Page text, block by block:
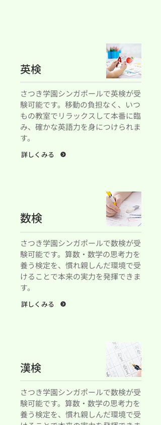
英検
さつき学園シンガポールで英検が受
験可能です。移動の負担なく、いつ
もの教室でリラックスして本番に臨
み、確かな英語力を身につけられま
す。
詳しくみる
数検
さつき学園シンガポールで数検が受
験可能です。算数・数学の思考力を
養う検定を、慣れ親しんだ環境で受
けることで本来の実力を発揮できま
す。
詳しくみる
漢検
さつき学園シンガポールで数検が受
験可能です。算数・数学の思考力を
養う検定を、慣れ親しんだ環境で受